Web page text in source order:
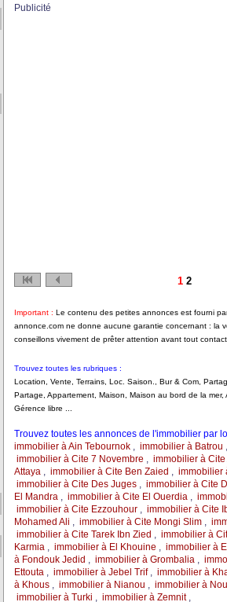
Publicité
1 2
Important : Le contenu des petites annonces est fourni
annonce.com ne donne aucune garantie concernant : la
conseillons vivement de prêter attention avant tout
Trouvez toutes les rubriques :
Location, Vente, Terrains, Loc. Saison., Bur & Com,
Partage, Appartement, Maison, Maison au bord de la
Gérence libre ...
Trouvez toutes les annonces de l'immobilier par
immobilier à Ain Tebournok, immobilier à Batrou ,
immobilier à Cite 7 Novembre , immobilier à Cite
Attaya, immobilier à Cite Ben Zaied , immobilier
immobilier à Cite Des Juges, immobilier à Cite
El Mandra, immobilier à Cite El Ouerdia,
immobilier à Cite Ezzouhour, immobilier à Cite
Mohamed Ali , immobilier à Cite Mongi Slim,
immobilier à Cite Tarek Ibn Zied , immobilier à
Karmia, immobilier à El Khouine , immobilier à
à Fondouk Jedid , immobilier à Grombalia,
Ettouta, immobilier à Jebel Trif, immobilier à
à Khous, immobilier à Nianou , immobilier à
immobilier à Turki , immobilier à Zemnit,